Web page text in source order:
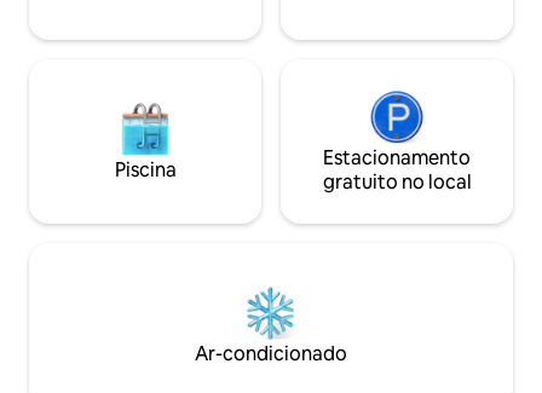
Piscina
Estacionamento
gratuito no local
Ar-condicionado